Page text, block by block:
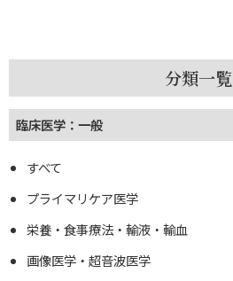
分類一覧
臨床医学：一般
すべて
プライマリケア医学
栄養・食事療法・輸液・輸血
画像医学・超音波医学